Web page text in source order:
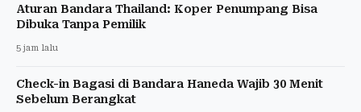
Aturan Bandara Thailand: Koper Penumpang Bisa
Dibuka Tanpa Pemilik
5 jam lalu
Check-in Bagasi di Bandara Haneda Wajib 30 Menit
Sebelum Berangkat